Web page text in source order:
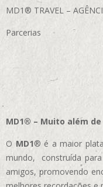
MD1® TRAVEL –
Parcerias
MD1® – Muito além
O MD1® é a maior
mundo, construída
amigos, promovendo